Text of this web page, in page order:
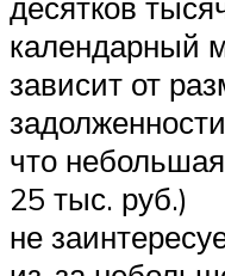
календарный
зависит от
что
25 тыс. руб.)
не